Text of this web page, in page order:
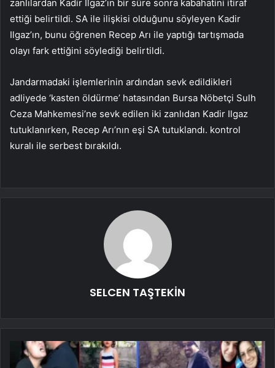
zanlılardan Kadir Ilgaz’ın bir süre sonra kabahatini itiraf
ettiği belirtildi. SA ile ilişkisi olduğunu söyleyen Kadir
Ilgaz’ın, bunu öğrenen Recep Arı ile yaptığı tartışmada
olayı fark ettiğini söylediği belirtildi.
Jandarmadaki işlemlerinin ardından sevk edildikleri
adliyede ‘kasten öldürme’ hatasından Bursa Nöbetçi Sulh
Ceza Mahkemesi’ne sevk edilen iki zanlıdan Kadir Ilgaz
tutuklanırken, Recep Arı’nın eşi SA tutuklandı. kontrol
kuralı ile serbest bırakıldı.
SELCEN TAŞTEKİN